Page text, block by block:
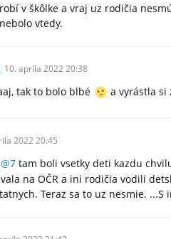
v škôlke a vraj uz rodičia
vtedy.
10. apríla 2022 20:38
tak to bolo blbé a vyrástla si
2022 20:45
@7 tam boli vsetky deti kazdu
na OČR a ini rodičia vodili
Teraz sa to uz nesmie.